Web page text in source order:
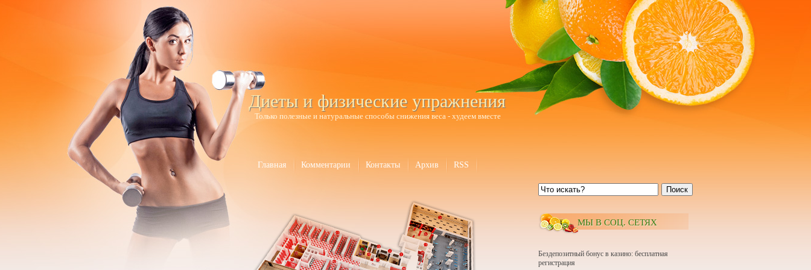
Диеты и физические упражнения
Только полезные и натуральные способы снижения веса - худеем вместе
Главная Комментарии Контакты Архив RSS
Поиск
МЫ В СОЦ. СЕТЯХ
Бездепозитный бонус в казино: бесплатная
регистрация